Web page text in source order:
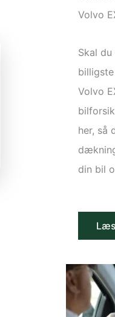
Volvo
Skal
Volvo
her, så
din bil